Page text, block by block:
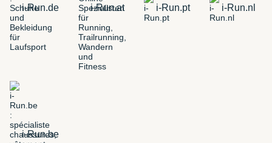
i-Run.de i-Run.at i-Run.pt i-Run.nl
i-Run.be